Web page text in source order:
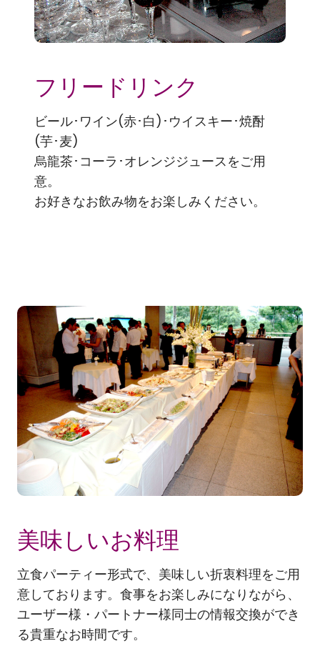
フリードリンク
ビール･ワイン(赤･白)･ウイスキー･焼酎
(芋･麦)
烏龍茶･コーラ･オレンジジュースをご用
意。
お好きなお飲み物をお楽しみください。
美味しいお料理
立食パーティー形式で、美味しい折衷料理をご用
意しております。食事をお楽しみになりながら、
ユーザー様・パートナー様同士の情報交換ができ
る貴重なお時間です。